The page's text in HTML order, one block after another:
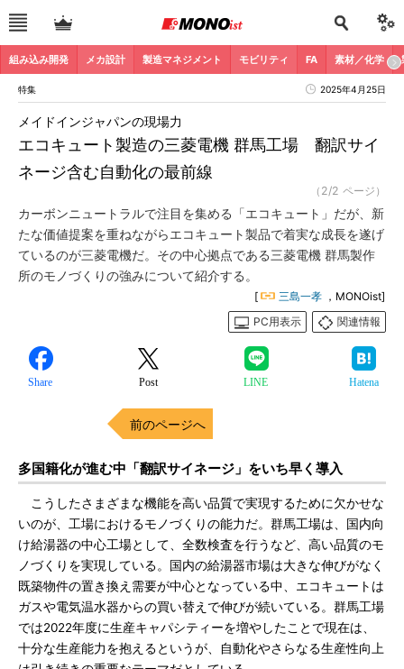
組み込み開発 メカ設計 製造マネジメント モビリティ FA 素材／化学
特集 2025年4月25日
エコキュート製造の三菱電機 群馬工場 翻訳サイ
ネージ含む自動化の最前線
メイドインジャパンの現場力
（2/2 ページ）
カーボンニュートラルで注目を集める「エコキュート」だが、新
たな価値提案を重ねながらエコキュート製品で着実な成長を遂げ
ているのが三菱電機だ。その中心拠点である三菱電機 群馬製作
所のモノづくりの強みについて紹介する。
[ 三島一孝 ，MONOist]
PC用表示
関連情報
Share Post LINE Hatena
前のページへ
多国籍化が進む中「翻訳サイネージ」をいち早く導入
こうしたさまざまな機能を高い品質で実現するために欠かせな
いのが、工場におけるモノづくりの能力だ。群馬工場は、国内向
け給湯器の中心工場として、全数検査を行うなど、高い品質のモ
ノづくりを実現している。国内の給湯器市場は大きな伸びがなく
既築物件の置き換え需要が中心となっている中、エコキュートは
ガスや電気温水器からの買い替えで伸びが続いている。群馬工場
では2022年度に生産キャパシティーを増やしたことで現在は、
十分な生産能力を抱えるというが、自動化やさらなる生産性向上